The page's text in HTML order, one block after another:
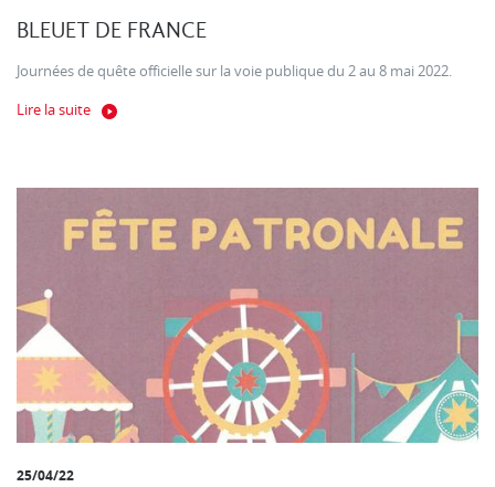
BLEUET DE FRANCE
Journées de quête officielle sur la voie publique du 2 au 8 mai 2022.
Lire la suite
25/04/22